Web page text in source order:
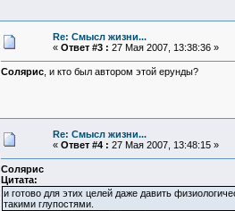
Re: Смысл жизни...
« Ответ #3 : 27 Мая 2007, 13:38:36 »
Солярис, и кто был автором этой ерунды?
Re: Смысл жизни...
« Ответ #4 : 27 Мая 2007, 13:48:15 »
Солярис
Цитата:
и готово для этих целей даже давить
такими глупостями.